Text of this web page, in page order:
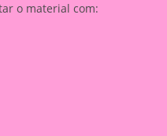
o material com: